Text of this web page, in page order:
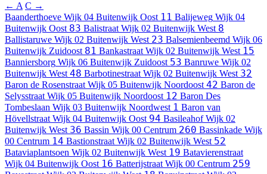
← A C →
Baanderthoeve Wijk 04 Buitenwijk Oost 11 Balijeweg Wijk 04
Buitenwijk Oost 83 Balistraat Wijk 02 Buitenwijk West 8
Ballistaruwe Wijk 02 Buitenwijk West 23 Balsemienbeemd Wijk 06
Buitenwijk Zuidoost 81 Bankastraat Wijk 02 Buitenwijk West 15
Banniersborg Wijk 06 Buitenwijk Zuidoost 53 Banruwe Wijk 02
Buitenwijk West 48 Barbotinestraat Wijk 02 Buitenwijk West 32
Baron de Rosenstraat Wijk 05 Buitenwijk Noordoost 42 Baron de
Selysstraat Wijk 05 Buitenwijk Noordoost 12 Baron Des
Tombeslaan Wijk 03 Buitenwijk Noordwest 1 Baron van
Hövellstraat Wijk 04 Buitenwijk Oost 94 Basileahof Wijk 02
Buitenwijk West 36 Bassin Wijk 00 Centrum 260 Bassinkade Wijk
00 Centrum 14 Bastionstraat Wijk 02 Buitenwijk West 52
Bataviaplantsoen Wijk 02 Buitenwijk West 19 Batavierenstraat
Wijk 04 Buitenwijk Oost 16 Batterijstraat Wijk 00 Centrum 259